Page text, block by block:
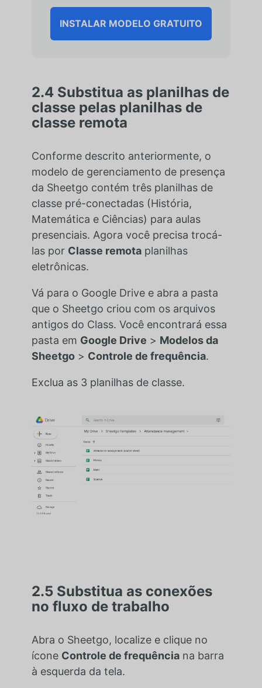
INSTALAR MODELO GRATUITO
2.4 Substitua as planilhas de
classe pelas planilhas de
classe remota
Conforme descrito anteriormente, o
modelo de gerenciamento de presença
da Sheetgo contém três planilhas de
classe pré-conectadas (História,
Matemática e Ciências) para aulas
presenciais. Agora você precisa trocá-
las por Classe remotaplanilhas
eletrônicas.
Vá para o Google Drive e abra a pasta
que o Sheetgo criou com os arquivos
antigos do Class. Você encontrará essa
pasta em Google Drive > Modelos da
Sheetgo> Controle de frequência.
Exclua as 3 planilhas de classe.
2.5 Substitua as conexões
no fluxo de trabalho
Abra o Sheetgo, localize e clique no
ícone Controle de frequênciana barra
à esquerda da tela.